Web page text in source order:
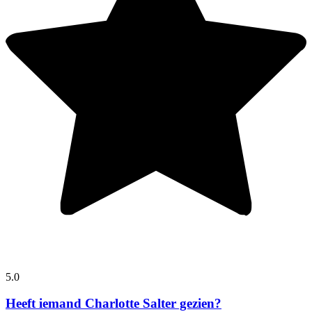
5.0
Heeft iemand Charlotte Salter gezien?